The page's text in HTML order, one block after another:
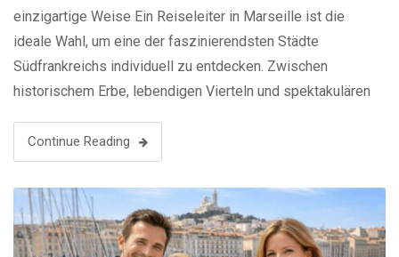
einzigartige Weise Ein Reiseleiter in Marseille ist die
ideale Wahl, um eine der faszinierendsten Städte
Südfrankreichs individuell zu entdecken. Zwischen
historischem Erbe, lebendigen Vierteln und spektakulären
unvergessliches Erlebnis. Mit einem lokalen Guide
genießen Sie eine maßgeschneiderte Führung ganz nach
Ihren Interessen. …
Continue Reading